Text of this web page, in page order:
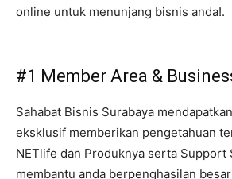
online untuk menunjang bisnis anda!.
#1 Member Area &
Sahabat Bisnis Surabaya
eksklusif memberikan pengetahuan
NETlife dan Produknya serta Support
membantu anda berpenghasilan besar